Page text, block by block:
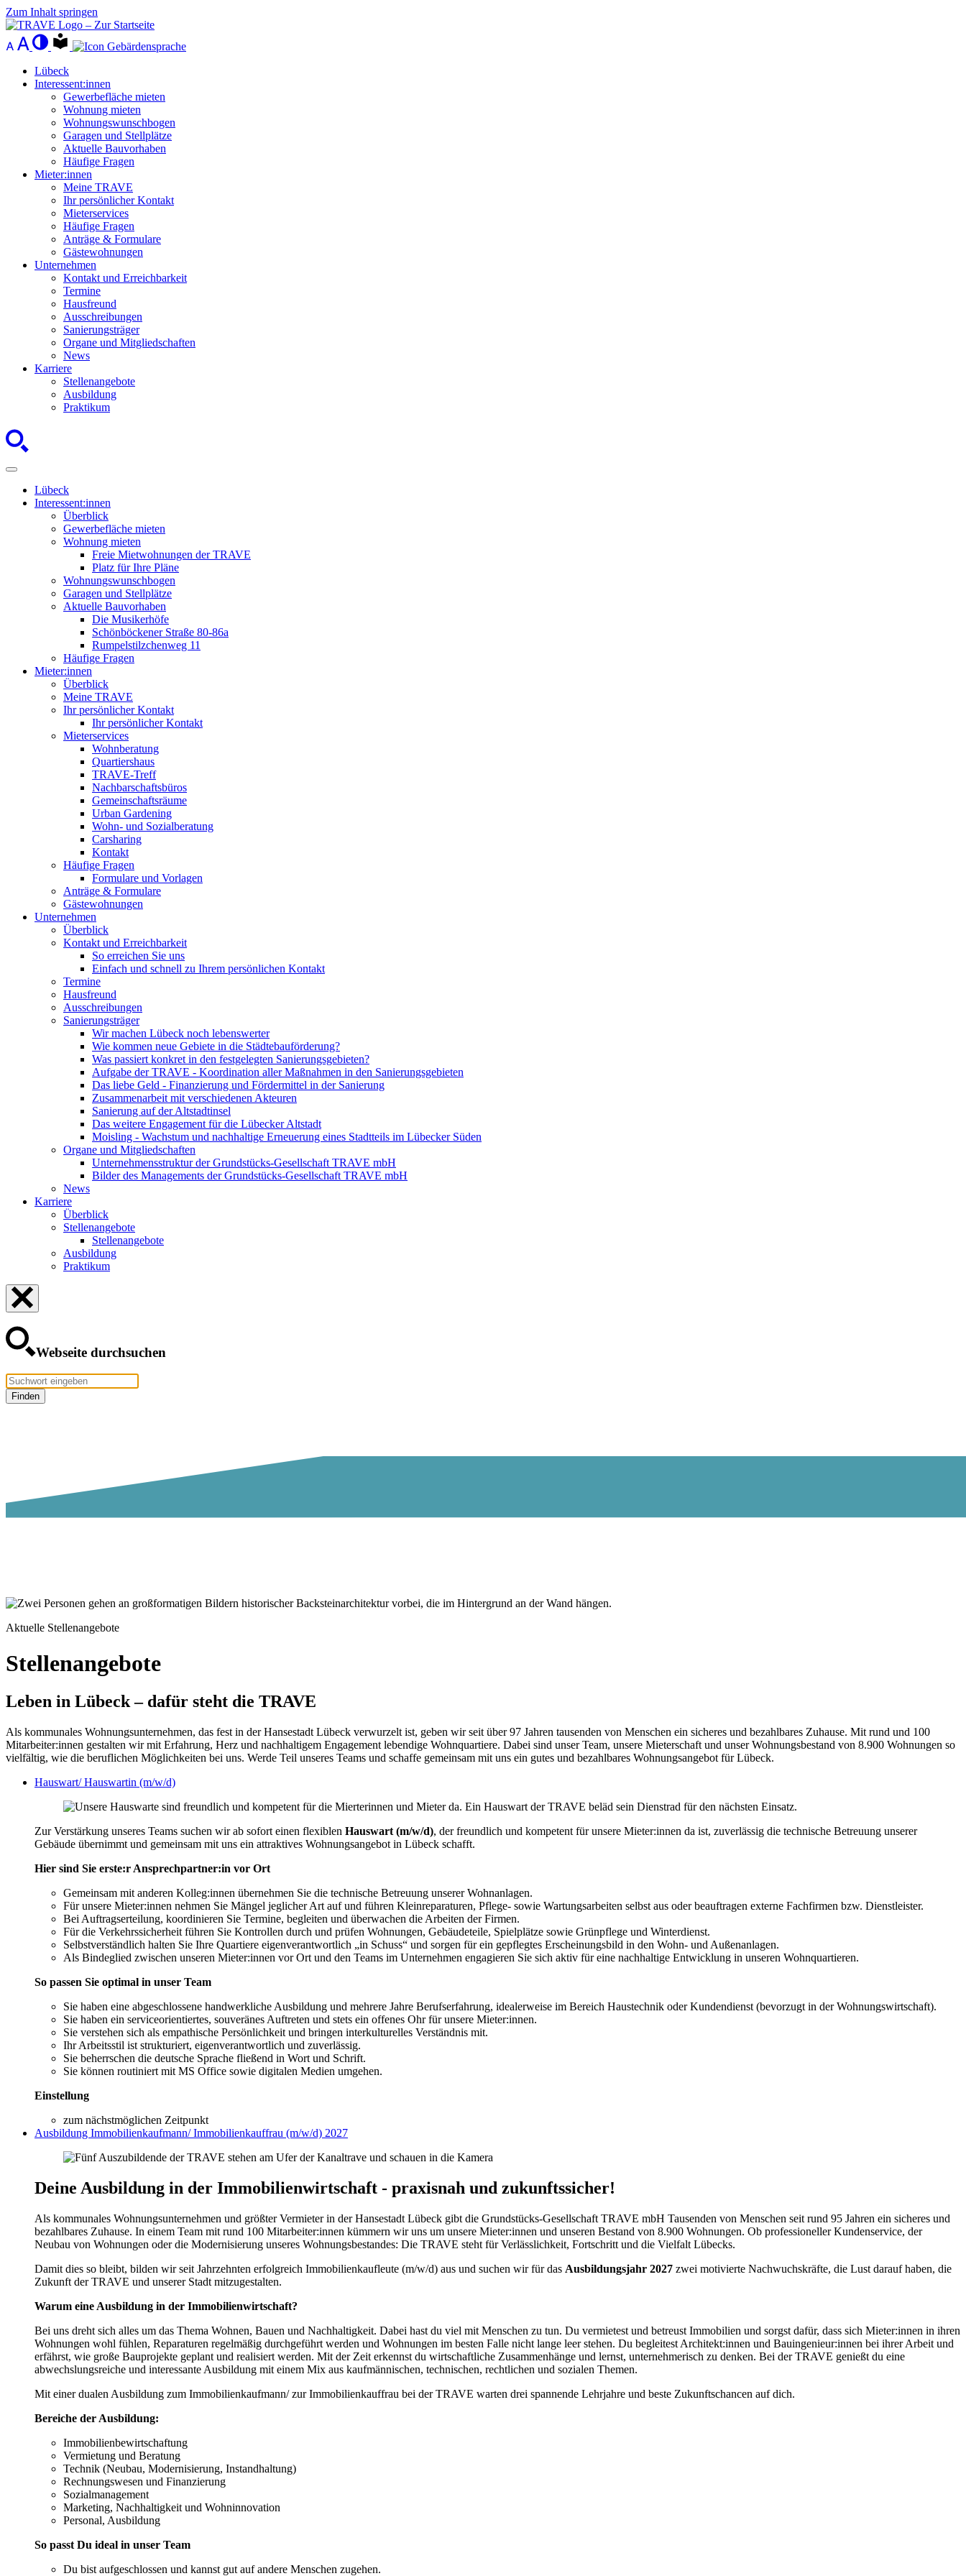
Zum Inhalt springen
Lübeck
Interessent:innen
Gewerbefläche mieten
Wohnung mieten
Wohnungswunschbogen
Garagen und Stellplätze
Aktuelle Bauvorhaben
Häufige Fragen
Mieter:innen
Meine TRAVE
Ihr persönlicher Kontakt
Mieterservices
Häufige Fragen
Anträge & Formulare
Gästewohnungen
Unternehmen
Kontakt und Erreichbarkeit
Termine
Hausfreund
Ausschreibungen
Sanierungsträger
Organe und Mitgliedschaften
News
Karriere
Stellenangebote
Ausbildung
Praktikum
Lübeck
Interessent:innen
Überblick
Gewerbefläche mieten
Wohnung mieten
Freie Mietwohnungen der TRAVE
Platz für Ihre Pläne
Wohnungswunschbogen
Garagen und Stellplätze
Aktuelle Bauvorhaben
Die Musikerhöfe
Schönböckener Straße 80-86a
Rumpelstilzchenweg 11
Häufige Fragen
Mieter:innen
Überblick
Meine TRAVE
Ihr persönlicher Kontakt
Ihr persönlicher Kontakt
Mieterservices
Wohnberatung
Quartiershaus
TRAVE-Treff
Nachbarschaftsbüros
Gemeinschaftsräume
Urban Gardening
Wohn- und Sozialberatung
Carsharing
Kontakt
Häufige Fragen
Formulare und Vorlagen
Anträge & Formulare
Gästewohnungen
Unternehmen
Überblick
Kontakt und Erreichbarkeit
So erreichen Sie uns
Einfach und schnell zu Ihrem persönlichen Kontakt
Termine
Hausfreund
Ausschreibungen
Sanierungsträger
Wir machen Lübeck noch lebenswerter
Wie kommen neue Gebiete in die Städtebauförderung?
Was passiert konkret in den festgelegten Sanierungsgebieten?
Aufgabe der TRAVE - Koordination aller Maßnahmen in den Sanierungsgebieten
Das liebe Geld - Finanzierung und Fördermittel in der Sanierung
Zusammenarbeit mit verschiedenen Akteuren
Sanierung auf der Altstadtinsel
Das weitere Engagement für die Lübecker Altstadt
Moisling - Wachstum und nachhaltige Erneuerung eines Stadtteils im Lübecker Süden
Organe und Mitgliedschaften
Unternehmensstruktur der Grundstücks-Gesellschaft TRAVE mbH
Bilder des Managements der Grundstücks-Gesellschaft TRAVE mbH
News
Karriere
Überblick
Stellenangebote
Stellenangebote
Ausbildung
Praktikum
Webseite durchsuchen
Finden
Aktuelle Stellenangebote
Stellenangebote
Leben in Lübeck – dafür steht die TRAVE
Als kommunales Wohnungsunternehmen, das fest in der Hansestadt Lübeck verwurzelt ist, geben wir seit über 97 Jahren tausenden von Menschen ein sicheres und bezahlbares Zuhause. Mit rund und 100
Mitarbeiter:innen gestalten wir mit Erfahrung, Herz und nachhaltigem Engagement lebendige Wohnquartiere. Dabei sind unser Team, unsere Mieterschaft und unser Wohnungsbestand von 8.900 Wohnungen so
vielfältig, wie die beruflichen Möglichkeiten bei uns. Werde Teil unseres Teams und schaffe gemeinsam mit uns ein gutes und bezahlbares Wohnungsangebot für Lübeck.
Hauswart/ Hauswartin (m/w/d)
Zur Verstärkung unseres Teams suchen wir ab sofort einen flexiblen Hauswart (m/w/d), der freundlich und kompetent für unsere Mieter:innen da ist, zuverlässig die technische Betreuung unserer
Gebäude übernimmt und gemeinsam mit uns ein attraktives Wohnungsangebot in Lübeck schafft.
Hier sind Sie erste:r Ansprechpartner:in vor Ort
Gemeinsam mit anderen Kolleg:innen übernehmen Sie die technische Betreuung unserer Wohnanlagen.
Für unsere Mieter:innen nehmen Sie Mängel jeglicher Art auf und führen Kleinreparaturen, Pflege- sowie Wartungsarbeiten selbst aus oder beauftragen externe Fachfirmen bzw. Dienstleister.
Bei Auftragserteilung, koordinieren Sie Termine, begleiten und überwachen die Arbeiten der Firmen.
Für die Verkehrssicherheit führen Sie Kontrollen durch und prüfen Wohnungen, Gebäudeteile, Spielplätze sowie Grünpflege und Winterdienst.
Selbstverständlich halten Sie Ihre Quartiere eigenverantwortlich „in Schuss“ und sorgen für ein gepflegtes Erscheinungsbild in den Wohn- und Außenanlagen.
Als Bindeglied zwischen unseren Mieter:innen vor Ort und den Teams im Unternehmen engagieren Sie sich aktiv für eine nachhaltige Entwicklung in unseren Wohnquartieren.
So passen Sie optimal in unser Team
Sie haben eine abgeschlossene handwerkliche Ausbildung und mehrere Jahre Berufserfahrung, idealerweise im Bereich Haustechnik oder Kundendienst (bevorzugt in der Wohnungswirtschaft).
Sie haben ein serviceorientiertes, souveränes Auftreten und stets ein offenes Ohr für unsere Mieter:innen.
Sie verstehen sich als empathische Persönlichkeit und bringen interkulturelles Verständnis mit.
Ihr Arbeitsstil ist strukturiert, eigenverantwortlich und zuverlässig.
Sie beherrschen die deutsche Sprache fließend in Wort und Schrift.
Sie können routiniert mit MS Office sowie digitalen Medien umgehen.
Einstellung
zum nächstmöglichen Zeitpunkt
Ausbildung Immobilienkaufmann/ Immobilienkauffrau (m/w/d) 2027
Deine Ausbildung in der Immobilienwirtschaft - praxisnah und zukunftssicher!
Als kommunales Wohnungsunternehmen und größter Vermieter in der Hansestadt Lübeck gibt die Grundstücks-Gesellschaft TRAVE mbH Tausenden von Menschen seit rund 95 Jahren ein sicheres und
bezahlbares Zuhause. In einem Team mit rund 100 Mitarbeiter:innen kümmern wir uns um unsere Mieter:innen und unseren Bestand von 8.900 Wohnungen. Ob professioneller Kundenservice, der
Neubau von Wohnungen oder die Modernisierung unseres Wohnungsbestandes: Die TRAVE steht für Verlässlichkeit, Fortschritt und die Vielfalt Lübecks.
Damit dies so bleibt, bilden wir seit Jahrzehnten erfolgreich Immobilienkaufleute (m/w/d) aus und suchen wir für das Ausbildungsjahr 2027 zwei motivierte Nachwuchskräfte, die Lust darauf haben, die
Zukunft der TRAVE und unserer Stadt mitzugestalten.
Warum eine Ausbildung in der Immobilienwirtschaft?
Bei uns dreht sich alles um das Thema Wohnen, Bauen und Nachhaltigkeit. Dabei hast du viel mit Menschen zu tun. Du vermietest und betreust Immobilien und sorgst dafür, dass sich Mieter:innen in ihren
Wohnungen wohl fühlen, Reparaturen regelmäßig durchgeführt werden und Wohnungen im besten Falle nicht lange leer stehen. Du begleitest Architekt:innen und Bauingenieur:innen bei ihrer Arbeit und
erfährst, wie große Bauprojekte geplant und realisiert werden. Mit der Zeit erkennst du wirtschaftliche Zusammenhänge und lernst, unternehmerisch zu denken. Bei der TRAVE genießt du eine
abwechslungsreiche und interessante Ausbildung mit einem Mix aus kaufmännischen, technischen, rechtlichen und sozialen Themen.
Mit einer dualen Ausbildung zum Immobilienkaufmann/ zur Immobilienkauffrau bei der TRAVE warten drei spannende Lehrjahre und beste Zukunftschancen auf dich.
Bereiche der Ausbildung:
Immobilienbewirtschaftung
Vermietung und Beratung
Technik (Neubau, Modernisierung, Instandhaltung)
Rechnungswesen und Finanzierung
Sozialmanagement
Marketing, Nachhaltigkeit und Wohninnovation
Personal, Ausbildung
So passt Du ideal in unser Team
Du bist aufgeschlossen und kannst gut auf andere Menschen zugehen.